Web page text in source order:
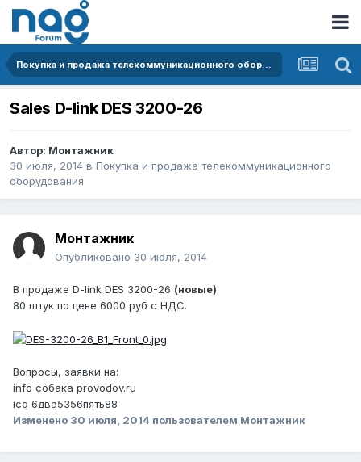
Покупка и продажа телекоммуникационного оборудования
Sales D-link DES 3200-26
Автор: Монтажник
30 июля, 2014 в Покупка и продажа телекоммуникационного
оборудования
Монтажник
Опубликовано 30 июля, 2014
В продаже D-link DES 3200-26 (новые)
80 штук по цене 6000 руб с НДС.
Вопросы, заявки на:
info собака provodov.ru
icq 6два5356пять88
Изменено 30 июля, 2014 пользователем Монтажник